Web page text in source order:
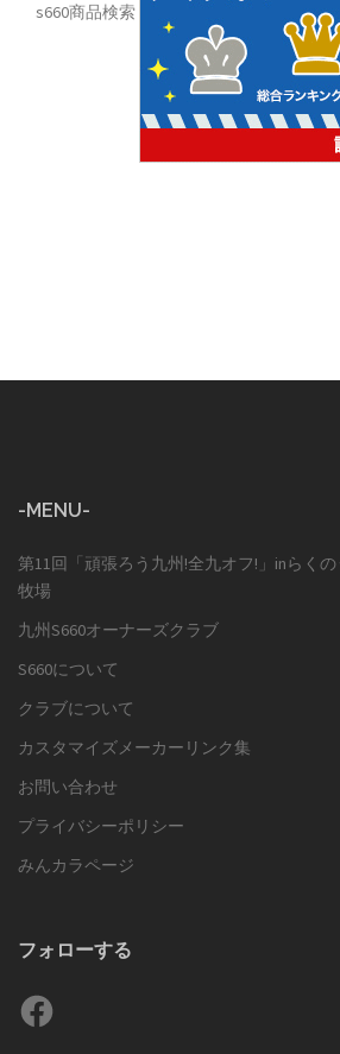
s660商品検索
-MENU-
第11回「頑張ろう九州!全九オフ!」inらく
牧場
九州S660オーナーズクラブ
S660について
クラブについて
カスタマイズメーカーリンク集
お問い合わせ
プライバシーポリシー
みんカラページ
フォローする
Facebook